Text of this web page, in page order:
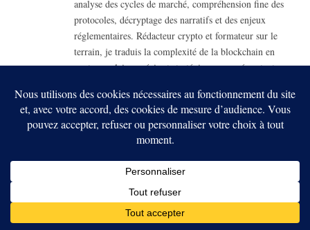
analyse des cycles de marché, compréhension fine des
protocoles, décryptage des narratifs et des enjeux
réglementaires. Rédacteur crypto et formateur sur le
terrain, je traduis la complexité de la blockchain en
contenus clairs, précis et stratégiques, pensés autant pour
RELATEDPOSTS